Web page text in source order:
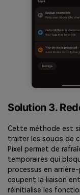
Solution 3.
Cette méthode est
traiter les soucis de
Pixel permet de
temporaires qui
processus en
coupent la liaison
réinitialise les